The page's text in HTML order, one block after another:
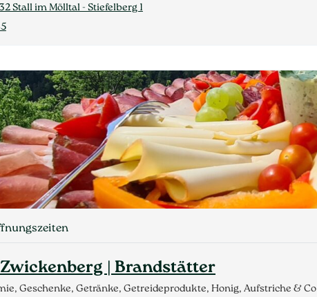
Stall im Mölltal - Stiefelberg 1
| Brandstätter
Geschenke, Getränke, Getreideprodukte, Honig, Aufstriche & Co